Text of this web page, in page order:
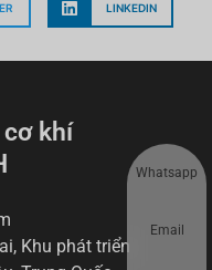
LINKEDIN
khí
Khu phát triển
Whatsapp
Email